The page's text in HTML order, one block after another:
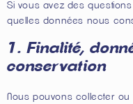
Si vous avez des
quelles données nous
1. Finalité,
conservation
Nous pouvons collecter